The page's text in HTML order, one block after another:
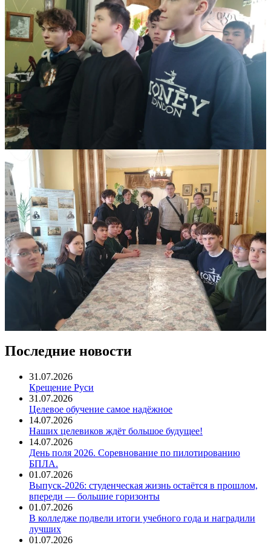
Последние новости
31.07.2026
Крещение Руси
31.07.2026
Целевое обучение самое надёжное
14.07.2026
Наших целевиков ждёт большое будущее!
14.07.2026
День поля 2026. Соревнование по пилотированию
БПЛА.
01.07.2026
Выпуск-2026: студенческая жизнь остаётся в прошлом,
впереди — большие горизонты
01.07.2026
В колледже подвели итоги учебного года и наградили
лучших
01.07.2026